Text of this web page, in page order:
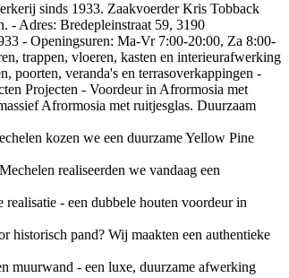
sinds 1933. Zaakvoerder Kris Tobback
- Adres: Bredepleinstraat 59, 3190
- Openingsuren: Ma-Vr 7:00-20:00, Za 8:00-
trappen, vloeren, kasten en interieurafwerking
poorten, veranda's en terrasoverkappingen -
Projecten - Voordeur in Afrormosia met
Afrormosia met ruitjesglas. Duurzaam
kozen we een duurzame Yellow Pine
realiseerden we vandaag een
- een dubbele houten voordeur in
historisch pand? Wij maakten een authentieke
muurwand - een luxe, duurzame afwerking